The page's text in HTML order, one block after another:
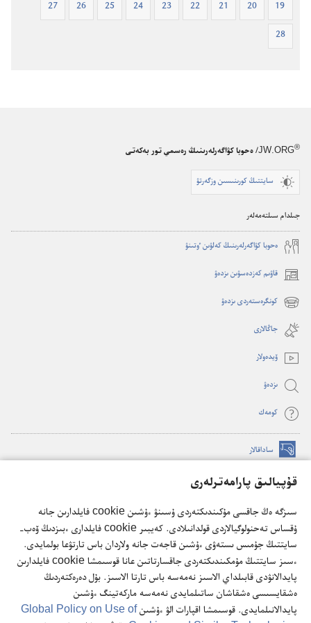
قۇپيالىق پارامەترلەرى
سىزگە ەڭ جاقسى مۇكىندىكتەردى ۇسىنۋ ءۇشىن cookie فايلدارىن جانە
ۇقساس تەحنولوگيالاردى قولدانىلادى. كەيبىر cookie فايلدارى ءبىزدىڭ ۆەب-
سايتتىڭ جۇمىس ىستەۋى ءۇشىن قاجەت جانە ولاردان باس تارتۋعا بولمايدى.
ءسىز سايتتىڭ مۇمكىندىكتەردى جاقسارتاتىن عانا قوسىمشا cookie فايلدارىن
پايدالانۋدى قابىلداي الاسىز نەمەسە باس تارتا الاسىز. بۇل دەرەكتەردىڭ
ەشقايسىسى ەشقاشان ساتىلمايدى نەمەسە ماركەتينگ ءۇشىن
پايدالانىلمايدى. قوسىمشا اقپارات الۋ ءۇشىنGlobal Policy on Use of
19
20
21
22
23
24
25
26
27
28
JW.ORG® / ەحوبا كۋاگەرلەرىنىڭ رەسمي تور بەكەتى
سايتتىڭ كورىنىسىن وزگەرتۋ
جىلدام سىلتەمەلەر
ە‌حوبا كۋاگە‌رلە‌رىنىڭ كە‌لۋىن ٶتىنۋ
قاۋىم كەزدەسۋىن ىزدەۋ
(opens
new
window)
كونگرەستەردى ىزدەۋ
(opens
new
window)
جاڭالارى
ۆيدە‌ولار
ىزدە‌ۋ
كومە‌ك
ساداقالار
(opens
window) كۇزەت مۇناراسىنىڭ تورداعى كىتاپحاناسى
new
window)
JW Hub
®
(opens
new
window)
JW Library